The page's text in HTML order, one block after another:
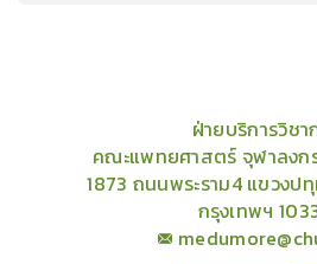
ฝ่ายบริการวิชา
คณะแพทยศาสตร์ จุฬาลง
1873 ถนนพระราม4 แขวงป
กรุงเทพฯ